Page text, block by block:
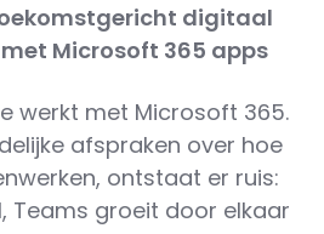
digitaal
Microsoft 365 apps
werkt met Microsoft 365.
afspraken over hoe
ontstaat er ruis:
Teams groeit door elkaar